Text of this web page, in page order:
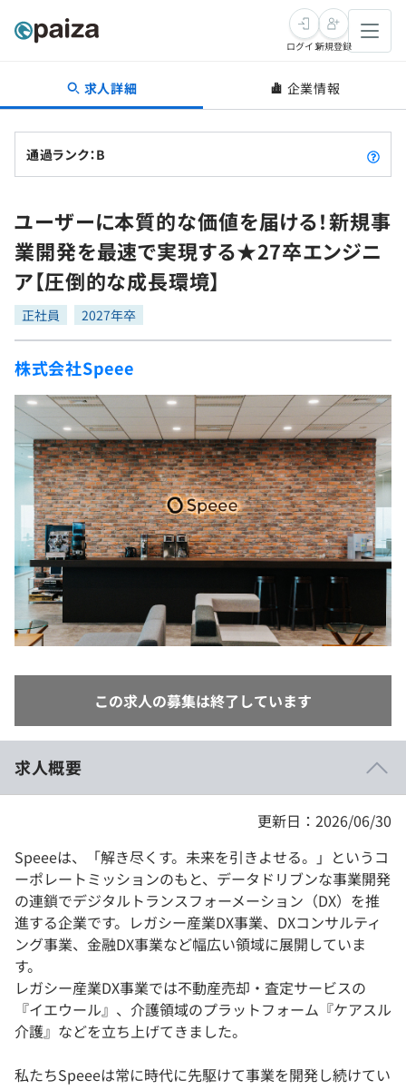
転職・キャリア
転職成功ガイド
転職エージェント
インタビュー
転職成功ガイド
新卒就活
求人検索
本選考
インターン
新卒エージェント
イベント・セミナー
インタビュー
就活成功ガイド
学習
問題集
4択課題
ナレッジ
リファレンス
プラン
個人向けプラン
法人向けプラン
学校向けプラン
プログラミング言語
評価結果一覧
再チャレンジ結果一覧
ゲーム・マンガ
Tech Team Journal
paiza times
note
paizaとは？
ログイン新規登録
求人詳細 企業情報
通過ランク：B
ユーザーに本質的な価値を届ける！新規事
業開発を最速で実現する★27卒エンジニ
ア【圧倒的な成長環境】
正社員 2027年卒
株式会社Speee
この求人の募集は終了しています
求人概要
更新日：2026/06/30
Speeeは、「解き尽くす。未来を引きよせる。」というコ
ーポレートミッションのもと、データドリブンな事業開発
の連鎖でデジタルトランスフォーメーション（DX）を推
進する企業です。レガシー産業DX事業、DXコンサルティ
ング事業、金融DX事業など幅広い領域に展開していま
す。
レガシー産業DX事業では不動産売却・査定サービスの
『イエウール』、介護領域のプラットフォーム『ケアスル
介護』などを立ち上げてきました。
私たちSpeeeは常に時代に先駆けて事業を開発し続けてい